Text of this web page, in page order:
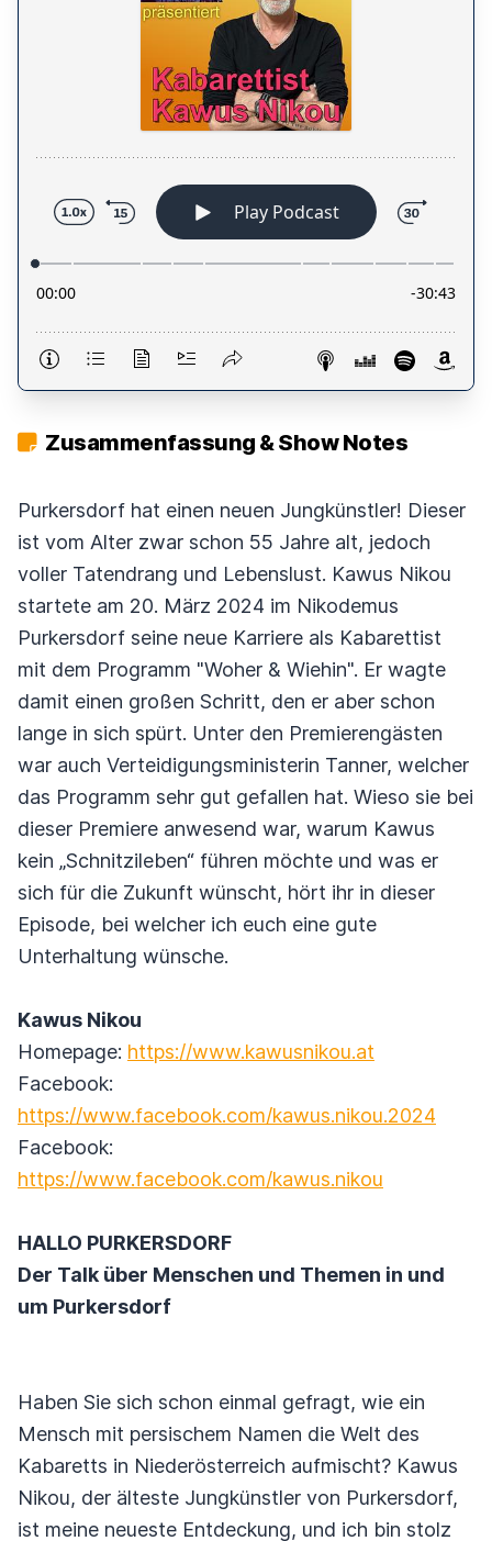
Zusammenfassung & Show Notes
Purkersdorf hat einen neuen Jungkünstler! Dieser
ist vom Alter zwar schon 55 Jahre alt, jedoch
voller Tatendrang und Lebenslust. Kawus Nikou
startete am 20. März 2024 im Nikodemus
Purkersdorf seine neue Karriere als Kabarettist
mit dem Programm "Woher & Wiehin". Er wagte
damit einen großen Schritt, den er aber schon
lange in sich spürt. Unter den Premierengästen
war auch Verteidigungsministerin Tanner, welcher
das Programm sehr gut gefallen hat. Wieso sie bei
dieser Premiere anwesend war, warum Kawus
kein „Schnitzileben“ führen möchte und was er
sich für die Zukunft wünscht, hört ihr in dieser
Episode, bei welcher ich euch eine gute
Unterhaltung wünsche.
Kawus Nikou
Homepage: https://www.kawusnikou.at
Facebook:
https://www.facebook.com/kawus.nikou.2024
Facebook:
https://www.facebook.com/kawus.nikou
HALLO PURKERSDORF
Der Talk über Menschen und Themen in und
um Purkersdorf
Haben Sie sich schon einmal gefragt, wie ein
Mensch mit persischem Namen die Welt des
Kabaretts in Niederösterreich aufmischt? Kawus
Nikou, der älteste Jungkünstler von Purkersdorf,
ist meine neueste Entdeckung, und ich bin stolz